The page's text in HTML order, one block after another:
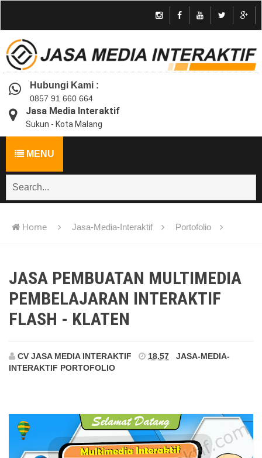
Hubungi Kami :
0857 91 660 664
Jasa Media Interaktif
Sukun - Kota Malang
MENU
Home Jasa-Media-Interaktif Portofolio
JASA PEMBUATAN MULTIMEDIA
PEMBELAJARAN INTERAKTIF
FLASH - KLATEN
CV JASA MEDIA INTERAKTIF 18.57
JASA-MEDIA-
INTERAKTIF PORTOFOLIO